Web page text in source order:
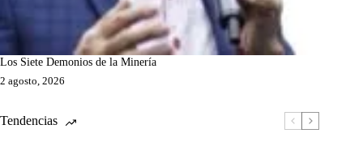
Los Siete Demonios de la Minería
2 agosto, 2026
Tendencias